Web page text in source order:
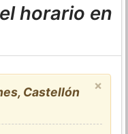
horario en
×
Castellón